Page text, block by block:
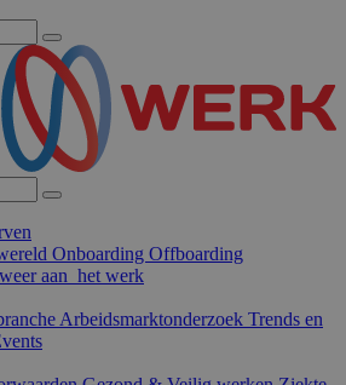
Onboarding Offboarding
aan het werk
Arbeidsmarktonderzoek Trends en